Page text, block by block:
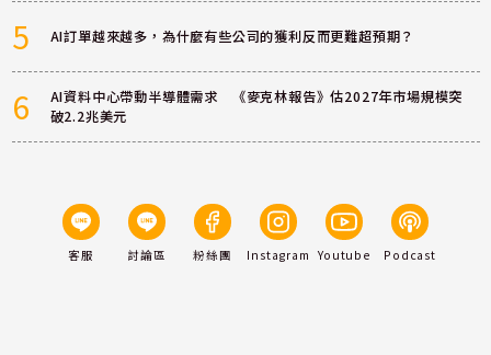
5 AI訂單越來越多，為什麼有些公司的獲利反而更難超預期？
6
AI資料中心帶動半導體需求 《麥克林報告》估2027年市場規模突
破2.2兆美元
客服 討論區 粉絲團 Instagram Youtube Podcast